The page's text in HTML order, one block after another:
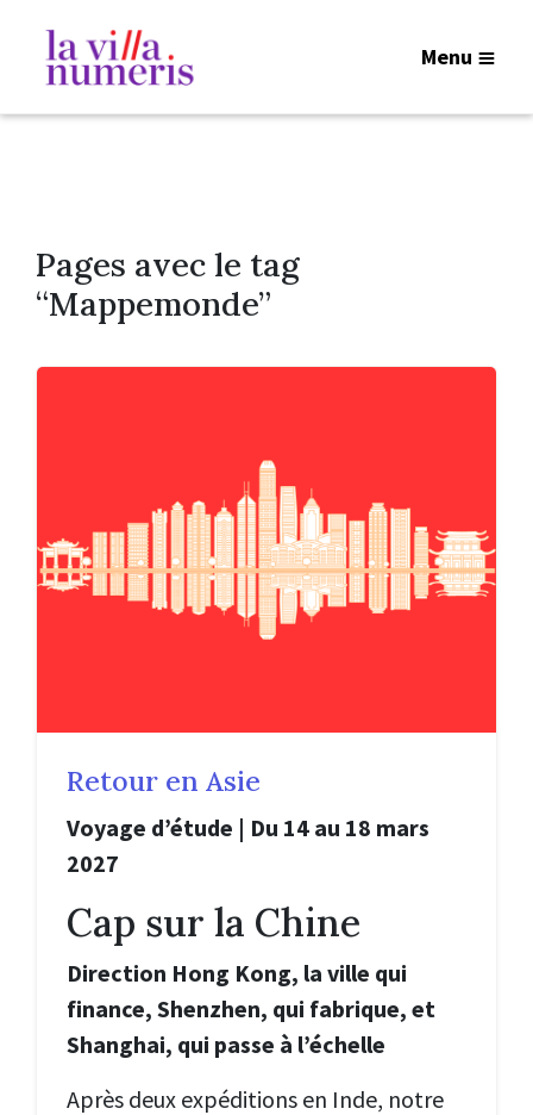
Menu
Pages avec le tag
“Mappemonde”
Retour en Asie
Voyage d’étude | Du 14 au 18 mars
2027
Cap sur la Chine
Direction Hong Kong, la ville qui
finance, Shenzhen, qui fabrique, et
Shanghai, qui passe à l’échelle
Après deux expéditions en Inde, notre